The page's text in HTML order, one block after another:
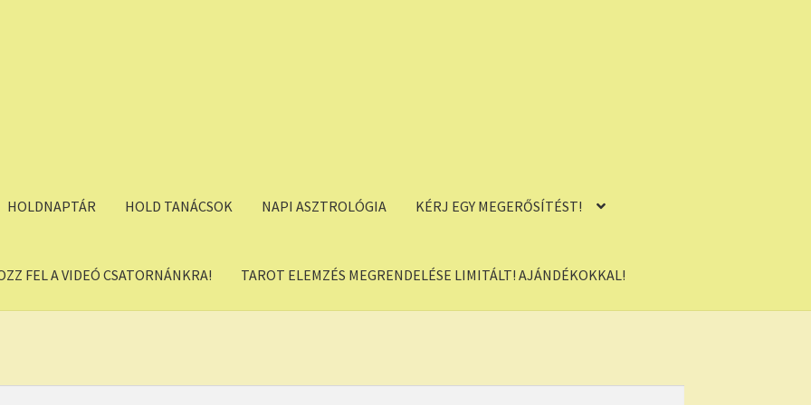
HOLDNAPTÁR HOLD TANÁCSOK NAPI ASZTROLÓGIA KÉRJ EGY MEGERŐSÍTÉST!
FEL A VIDEÓ CSATORNÁNKRA! TAROT ELEMZÉS MEGRENDELÉSE LIMITÁLT! AJÁNDÉKOKKAL!